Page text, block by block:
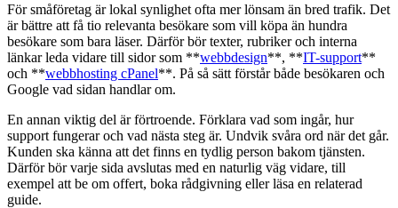
För småföretag är lokal synlighet ofta mer lönsam än bred trafik. Det
är bättre att få tio relevanta besökare som vill köpa än hundra
besökare som bara läser. Därför bör texter, rubriker och interna
länkar leda vidare till sidor som **webbdesign**, **IT-support**
och **webbhosting cPanel**. På så sätt förstår både besökaren och
Google vad sidan handlar om.
En annan viktig del är förtroende. Förklara vad som ingår, hur
support fungerar och vad nästa steg är. Undvik svåra ord när det går.
Kunden ska känna att det finns en tydlig person bakom tjänsten.
Därför bör varje sida avslutas med en naturlig väg vidare, till
exempel att be om offert, boka rådgivning eller läsa en relaterad
guide.